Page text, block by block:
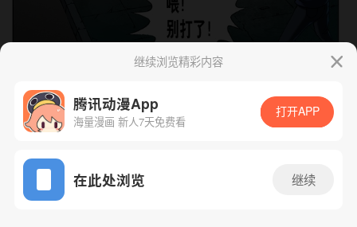
App免费看
下一话 腾漫App免费看
继续浏览精彩内容
腾讯动漫App
海量漫画 新人7天免费看
打开APP
在此处浏览 继续